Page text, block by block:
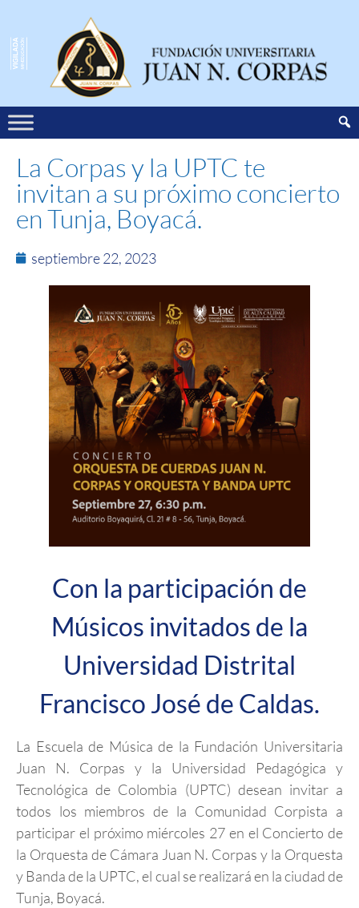
La Corpas y la UPTC te
invitan a su próximo concierto
en Tunja, Boyacá.
septiembre 22, 2023
Con la participación de
Músicos invitados de la
Universidad Distrital
Francisco José de Caldas.
La Escuela de Música de la Fundación Universitaria
Juan N. Corpas y la Universidad Pedagógica y
Tecnológica de Colombia (UPTC) desean invitar a
todos los miembros de la Comunidad Corpista a
participar el próximo miércoles 27 en el Concierto de
la Orquesta de Cámara Juan N. Corpas y la Orquesta
y Banda de la UPTC, el cual se realizará en la ciudad de
Tunja, Boyacá.